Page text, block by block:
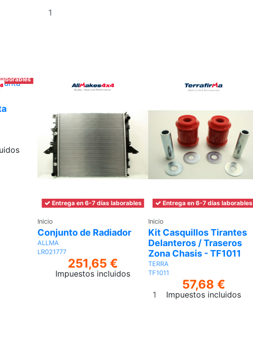
Añadir
al
Entrega en 6-7 días laborables
Inicio
Conjunto de Radiador
ALLMA
LR021777
251,65 €
Impuestos incluidos
Añadir
al
Entrega en 6-7 días laborables
Inicio
Kit Casquillos Tirantes
Delanteros / Traseros
Zona Chasis - TF1011
TERRA
TF1011
57,68 €
Impuestos incluidos